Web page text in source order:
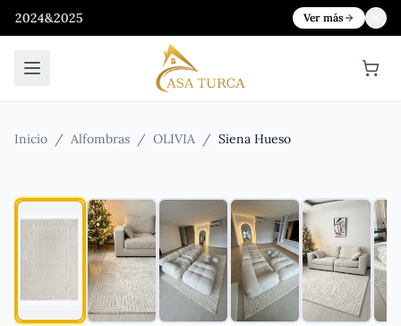
Ver más
Inicio / Alfombras / OLIVIA / Siena Hueso